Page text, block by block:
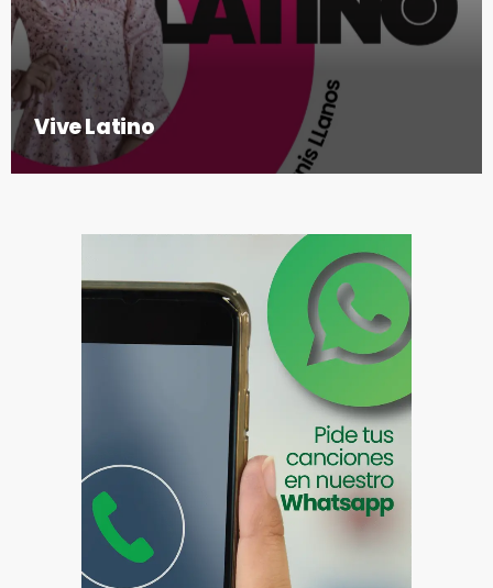
Vive Latino